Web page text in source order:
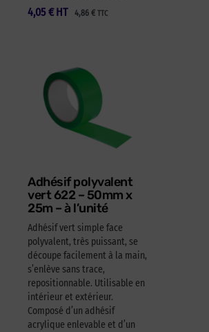
4,05 € 4,86 € TTC
HT
Adhésif polyvalent
vert 622 – 50mm x
25m – à l’unité
Adhésif vert simple face
polyvalent, très puissant, se
découpe facilement à la main,
s’enlève sans trace,
repositionnable. Utilisable en
intérieur et extérieur.
Composé d’un adhésif
acrylique enlevable et d’un